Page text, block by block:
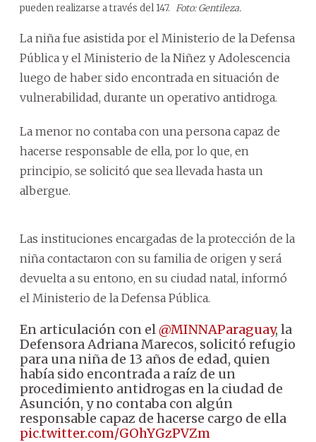
pueden realizarse a través del 147. Foto: Gentileza.
La niña fue asistida por el Ministerio de la Defensa
Pública y el Ministerio de la Niñez y Adolescencia
luego de haber sido encontrada en situación de
vulnerabilidad, durante un operativo antidroga.
La menor no contaba con una persona capaz de
hacerse responsable de ella, por lo que, en
principio, se solicitó que sea llevada hasta un
albergue.
Las instituciones encargadas de la protección de la
niña contactaron con su familia de origen y será
devuelta a su entono, en su ciudad natal, informó
el Ministerio de la Defensa Pública.
En articulación con el@MINNAParaguay, la
Defensora Adriana Marecos, solicitó refugio
para una niña de 13 años de edad, quien
había sido encontrada a raíz de un
procedimiento antidrogas en la ciudad de
Asunción, y no contaba con algún
responsable capaz de hacerse cargo de ella
pic.twitter.com/GOhYGzPVZm